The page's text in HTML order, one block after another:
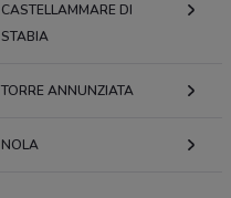
CASTELLAMMARE DI
STABIA
TORRE ANNUNZIATA
NOLA